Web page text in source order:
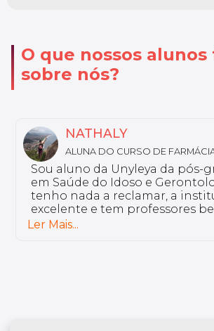
O que nossos alunos
sobre nós?
MARIA LUIZA
ALUNA DO CURSO DE DISLEXIA
DE LEITURA E ESCRITA
Eu curso a pós-graduação em
Distúrbios de Leitura e Escrita.
escolhi o curso Unyleya?
encontro com a minha rotina.
plataforma colaborativa, onde